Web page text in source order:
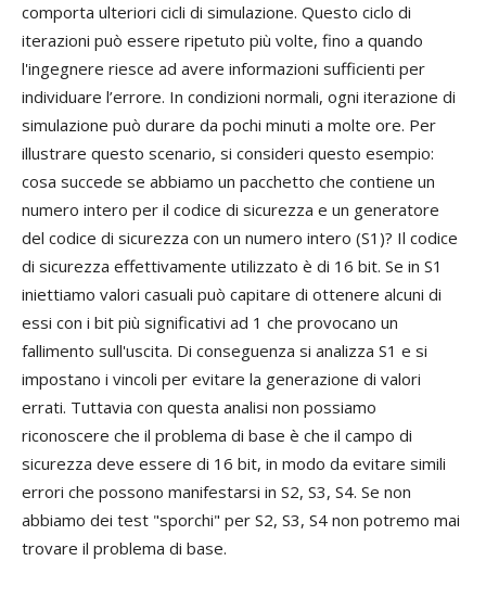
comporta ulteriori cicli di simulazione. Questo ciclo di
iterazioni può essere ripetuto più volte, fino a quando
l'ingegnere riesce ad avere informazioni sufficienti per
individuare l’errore. In condizioni normali, ogni iterazione di
simulazione può durare da pochi minuti a molte ore. Per
illustrare questo scenario, si consideri questo esempio:
cosa succede se abbiamo un pacchetto che contiene un
numero intero per il codice di sicurezza e un generatore
del codice di sicurezza con un numero intero (S1)? Il codice
di sicurezza effettivamente utilizzato è di 16 bit. Se in S1
iniettiamo valori casuali può capitare di ottenere alcuni di
essi con i bit più significativi ad 1 che provocano un
fallimento sull'uscita. Di conseguenza si analizza S1 e si
impostano i vincoli per evitare la generazione di valori
errati. Tuttavia con questa analisi non possiamo
riconoscere che il problema di base è che il campo di
sicurezza deve essere di 16 bit, in modo da evitare simili
errori che possono manifestarsi in S2, S3, S4. Se non
abbiamo dei test "sporchi" per S2, S3, S4 non potremo mai
trovare il problema di base.